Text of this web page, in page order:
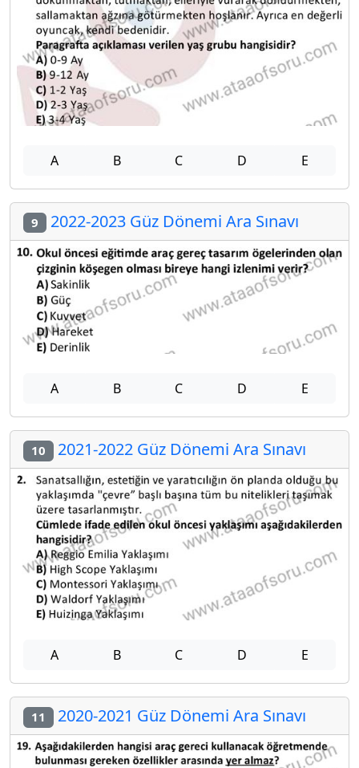
A B C D E
9 2022-2023 Güz Dönemi Ara Sınavı
A B C D E
10 2021-2022 Güz Dönemi Ara Sınavı
A B C D E
11 2020-2021 Güz Dönemi Ara Sınavı